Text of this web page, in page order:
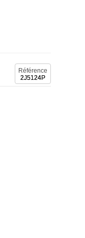
Référence
2J5124P